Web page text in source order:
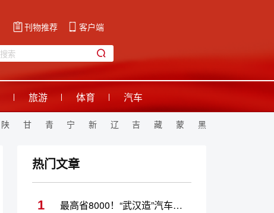
刊物推荐 客户端
旅游 体育 汽车
陕 甘 青 宁 新 辽 吉 藏 蒙 黑
热门文章
1 最高省8000！“武汉造”汽车优惠开进汉川